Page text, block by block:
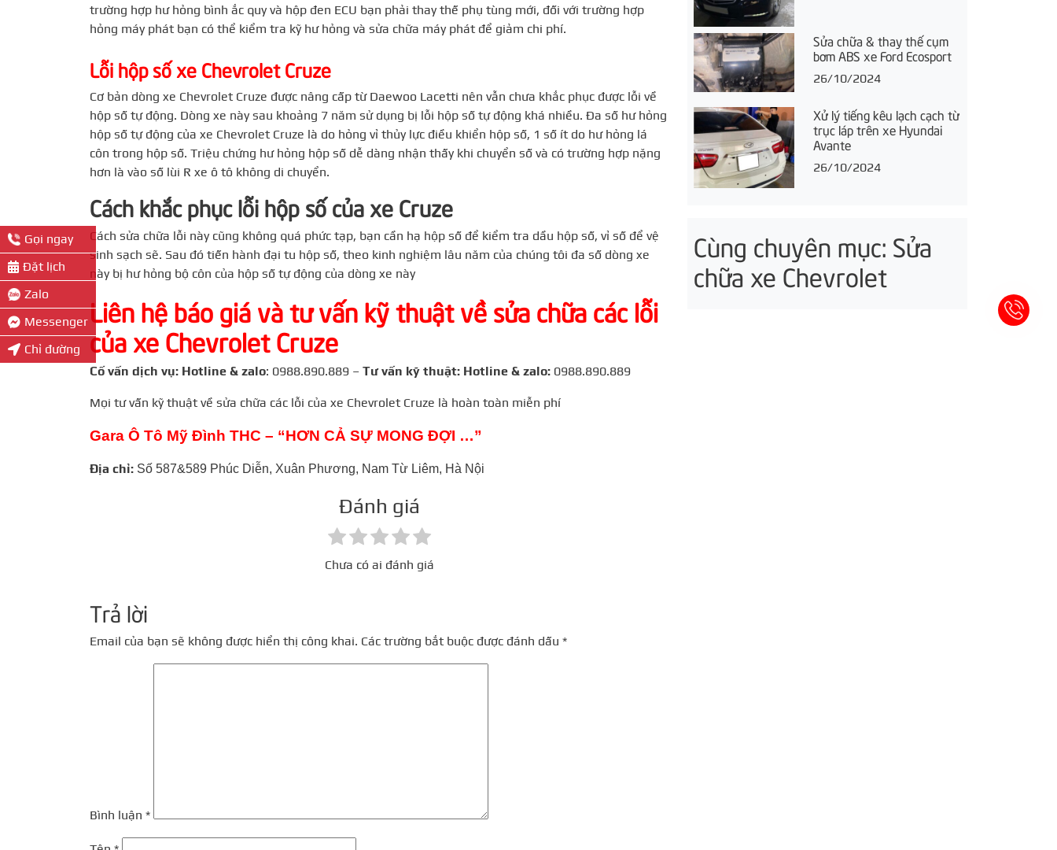
trường hợp hư hỏng bình ắc quy và hộp đen ECU bạn phải thay thế phụ tùng mới, đối với trường hợp
hỏng máy phát bạn có thể kiểm tra kỹ hư hỏng và sửa chữa máy phát để giảm chi phí.
Lỗi hộp số xe Chevrolet Cruze
Cơ bản dòng xe Chevrolet Cruze được nâng cấp từ Daewoo Lacetti nên vẫn chưa khắc phục được lỗi về
hộp số tự động. Dòng xe này sau khoảng 7 năm sử dụng bị lỗi hộp số tự động khá nhiều. Đa số hư hỏng
hộp số tự động của xe Chevrolet Cruze là do hỏng vỉ thủy lực điều khiển hộp số, 1 số ít do hư hỏng lá
côn trong hộp số. Triệu chứng hư hỏng hộp số dễ dàng nhận thấy khi chuyển số và có trường hợp nặng
hơn là vào số lùi R xe ô tô không di chuyển.
Cách khắc phục lỗi hộp số của xe Cruze
Cách sửa chữa lỗi này cũng không quá phức tạp, bạn cần hạ hộp số để kiểm tra dầu hộp số, vỉ số để vệ
sinh sạch sẽ. Sau đó tiến hành đại tu hộp số, theo kinh nghiệm lâu năm của chúng tôi đa số dòng xe
này bị hư hỏng bộ côn của hộp số tự động của dòng xe này
Liên hệ báo giá và tư vấn kỹ thuật về sửa chữa các lỗi
của xe Chevrolet Cruze
Cố vấn dịch vụ: Hotline & zalo: 0988.890.889 – Tư vấn kỹ thuật: Hotline & zalo: 0988.890.889
Mọi tư vấn kỹ thuật về sửa chữa các lỗi của xe Chevrolet Cruze là hoàn toàn miễn phí
Gara Ô Tô Mỹ Đình THC – “HƠN CẢ SỰ MONG ĐỢI …”
Địa chỉ: Số 587&589 Phúc Diễn, Xuân Phương, Nam Từ Liêm, Hà Nội
Đánh giá
Chưa có ai đánh giá
Trả lời
Email của bạn sẽ không được hiển thị công khai. Các trường bắt buộc được đánh dấu *
Bình luận *
Sửa chữa & thay thế cụm
bơm ABS xe Ford Ecosport
26/10/2024
Xử lý tiếng kêu lạch cạch từ
trục láp trên xe Hyundai
Avante
26/10/2024
Cùng chuyên mục: Sửa
chữa xe Chevrolet
Gọi ngay
Đặt lịch
Zalo
Messenger
Chỉ đường